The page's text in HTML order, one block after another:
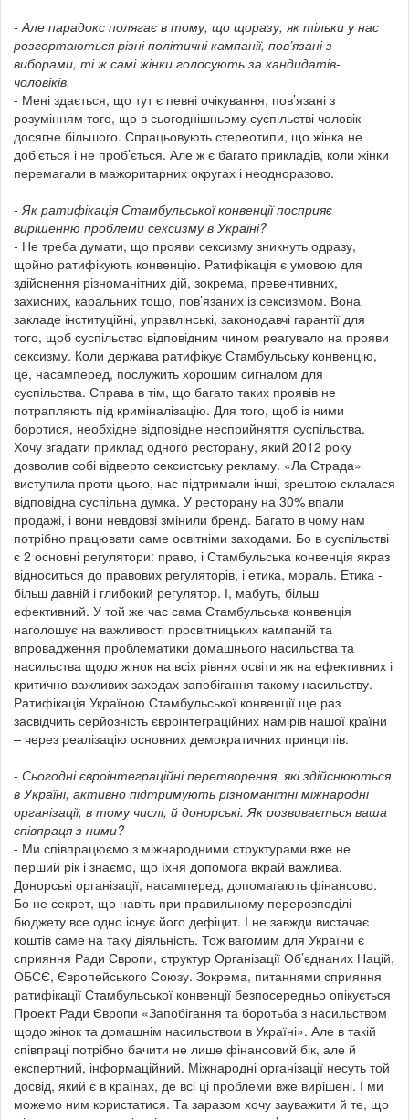
- Але парадокс полягає в тому, що щоразу, як тільки у нас
розгортаються різні політичні кампанії, пов’язані з
виборами, ті ж самі жінки голосують за кандидатів-
чоловіків.
- Мені здається, що тут є певні очікування, пов’язані з
розумінням того, що в сьогоднішньому суспільстві чоловік
досягне більшого. Спрацьовують стереотипи, що жінка не
доб’ється і не проб’ється. Але ж є багато прикладів, коли жінки
перемагали в мажоритарних округах і неодноразово.
- Як ратифікація Стамбульської конвенції посприяє
вирішенню проблеми сексизму в Україні?
- Не треба думати, що прояви сексизму зникнуть одразу,
щойно ратифікують конвенцію. Ратифікація є умовою для
здійснення різноманітних дій, зокрема, превентивних,
захисних, каральних тощо, пов’язаних із сексизмом. Вона
закладе інституційні, управлінські, законодавчі гарантії для
того, щоб суспільство відповідним чином реагувало на прояви
сексизму. Коли держава ратифікує Стамбульську конвенцію,
це, насамперед, послужить хорошим сигналом для
суспільства. Справа в тім, що багато таких проявів не
потрапляють під криміналізацію. Для того, щоб із ними
боротися, необхідне відповідне несприйняття суспільства.
Хочу згадати приклад одного ресторану, який 2012 року
дозволив собі відверто сексистську рекламу. «Ла Страда»
виступила проти цього, нас підтримали інші, зрештою склалася
відповідна суспільна думка. У ресторану на 30% впали
продажі, і вони невдовзі змінили бренд. Багато в чому нам
потрібно працювати саме освітніми заходами. Бо в суспільстві
є 2 основні регулятори: право, і Стамбульська конвенція якраз
відноситься до правових регуляторів, і етика, мораль. Етика -
більш давній і глибокий регулятор. І, мабуть, більш
ефективний. У той же час сама Стамбульська конвенція
наголошує на важливості просвітницьких кампаній та
впровадження проблематики домашнього насильства та
насильства щодо жінок на всіх рівнях освіти як на ефективних і
критично важливих заходах запобігання такому насильству.
Ратифікація Україною Стамбульської конвенції ще раз
засвідчить серйозність євроінтеграційних намірів нашої країни
– через реалізацію основних демократичних принципів.
- Сьогодні євроінтеграційні перетворення, які здійснюються
в Україні, активно підтримують різноманітні міжнародні
організації, в тому числі, й донорські. Як розвивається ваша
співпраця з ними?
- Ми співпрацюємо з міжнародними структурами вже не
перший рік і знаємо, що їхня допомога вкрай важлива.
Донорські організації, насамперед, допомагають фінансово.
Бо не секрет, що навіть при правильному перерозподілі
бюджету все одно існує його дефіцит. І не завжди вистачає
коштів саме на таку діяльність. Тож вагомим для України є
сприяння Ради Європи, структур Організації Об’єднаних Націй,
ОБСЄ, Європейського Союзу. Зокрема, питаннями сприяння
ратифікації Стамбульської конвенції безпосередньо опікується
Проект Ради Європи «Запобігання та боротьба з насильством
щодо жінок та домашнім насильством в Україні». Але в такій
співпраці потрібно бачити не лише фінансовий бік, але й
експертний, інформаційний. Міжнародні організації несуть той
досвід, який є в країнах, де всі ці проблеми вже вирішені. І ми
можемо ним користатися. Та заразом хочу зауважити й те, що